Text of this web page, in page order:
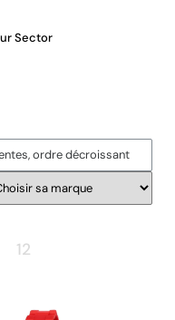
Sector
12